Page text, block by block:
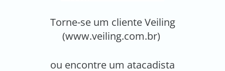
Torne-se um cliente Veiling
(www.veiling.com.br)
ou encontre um atacadista